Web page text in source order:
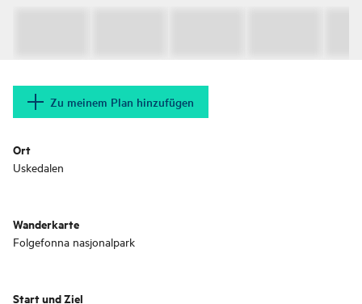
Zu meinem Plan hinzufügen
Ort
Uskedalen
Wanderkarte
Folgefonna nasjonalpark
Start und Ziel